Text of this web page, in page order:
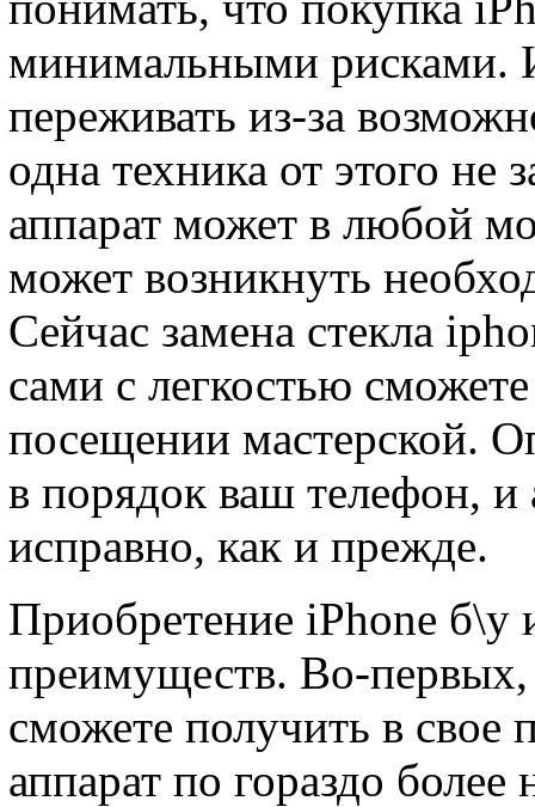
минимальными рисками.
переживать из-за
одна техника от этого не
аппарат может в любой
может возникнуть
Сейчас замена стекла
сами с легкостью
посещении мастерской.
в порядок ваш телефон, и
исправно, как и прежде.
Приобретение iPhone б\у
преимуществ. Во-первых,
сможете получить в свое
аппарат по гораздо более